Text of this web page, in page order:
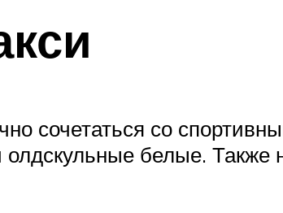
сочетаться со
белые.